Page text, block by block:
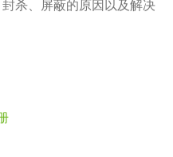
杀、屏蔽的原因以及解决